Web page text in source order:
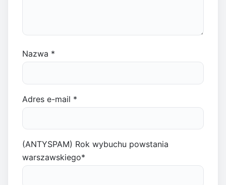
Nazwa *
Adres e-mail *
(ANTYSPAM) Rok wybuchu powstania
warszawskiego*